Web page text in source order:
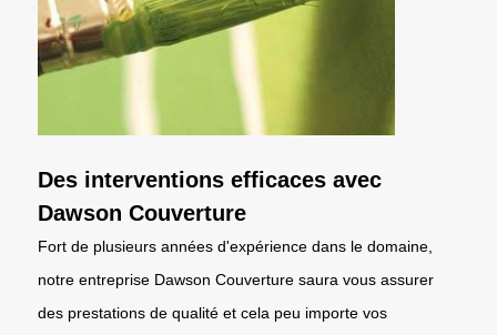
Des interventions efficaces avec
Dawson Couverture
Fort de plusieurs années d'expérience dans le domaine,
notre entreprise Dawson Couverture saura vous assurer
des prestations de qualité et cela peu importe vos